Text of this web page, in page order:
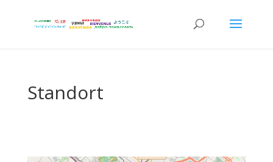
Standort